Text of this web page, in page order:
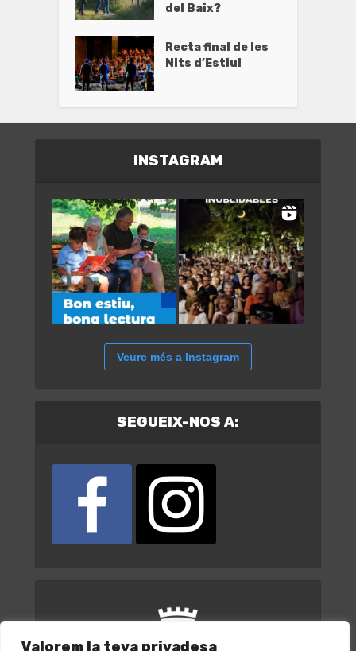
Valorem la teva privadesa
del Baix?
Recta final de les
Nits d’Estiu!
INSTAGRAM
Veure més a Instagram
SEGUEIX-NOS A: